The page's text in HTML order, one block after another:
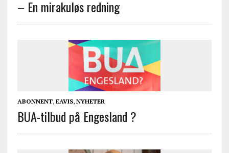
– En mirakuløs redning
ABONNENT, EAVIS, NYHETER
BUA-tilbud på Engesland ?